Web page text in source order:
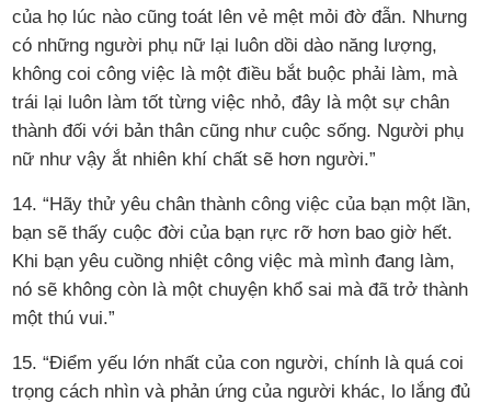
của họ lúc nào cũng toát lên vẻ mệt mỏi đờ đẫn. Nhưng
có những người phụ nữ lại luôn dồi dào năng lượng,
không coi công việc là một điều bắt buộc phải làm, mà
trái lại luôn làm tốt từng việc nhỏ, đây là một sự chân
thành đối với bản thân cũng như cuộc sống. Người phụ
nữ như vậy ắt nhiên khí chất sẽ hơn người.”
14. “Hãy thử yêu chân thành công việc của bạn một lần,
bạn sẽ thấy cuộc đời của bạn rực rỡ hơn bao giờ hết.
Khi bạn yêu cuồng nhiệt công việc mà mình đang làm,
nó sẽ không còn là một chuyện khổ sai mà đã trở thành
một thú vui.”
15. “Điểm yếu lớn nhất của con người, chính là quá coi
trọng cách nhìn và phản ứng của người khác, lo lắng đủ